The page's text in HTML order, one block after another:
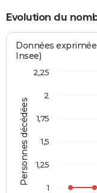
Evolution du
Personnes décédées
Données
Insee)
1
1,25
1,5
1,75
2
2,25